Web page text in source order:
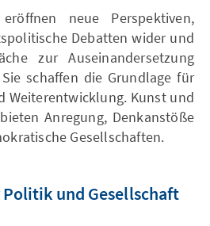
neue Perspektiven,
Debatten wider und
zur Auseinandersetzung
schaffen die Grundlage für
Weiterentwicklung. Kunst und
Anregung, Denkanstöße
Gesellschaften.
und Gesellschaft